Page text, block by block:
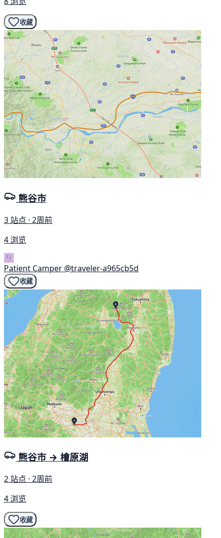
收藏
熊谷市
3 站点 · 2周前
4 浏览
Patient Camper @traveler-a965cb5d
收藏
熊谷市 → 檜原湖
2 站点 · 2周前
4 浏览
收藏